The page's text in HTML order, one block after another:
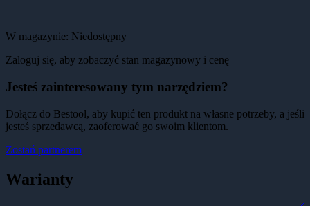
W magazynie: Niedostępny
Zaloguj się, aby zobaczyć stan magazynowy i cenę
Jesteś zainteresowany tym narzędziem?
Dołącz do Bestool, aby kupić ten produkt na własne potrzeby, a jeśli
jesteś sprzedawcą, zaoferować go swoim klientom.
Zostań partnerem
Warianty